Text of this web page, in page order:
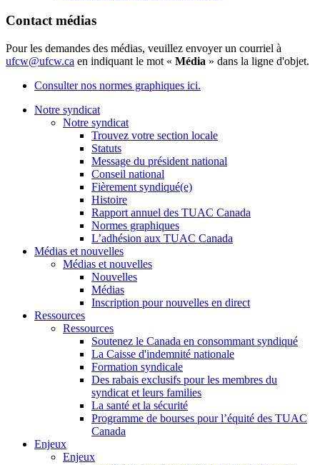
Contact médias
Pour les demandes des médias, veuillez envoyer un courriel à
ufcw@ufcw.ca en indiquant le mot « Média » dans la ligne d'objet.
Consulter nos normes graphiques ici.
Notre syndicat
Notre syndicat
Trouvez votre section locale
Statuts
Message du président national
Conseil national
Fièrement syndiqué(e)
Histoire
Rapport annuel des TUAC Canada
Normes graphiques
L’adhésion aux TUAC Canada
Médias et nouvelles
Médias et nouvelles
Nouvelles
Médias
Inscription pour nouvelles en direct
Ressources
Ressources
Soutenez le Canada en consommant syndiqué
La Caisse d'indemnité nationale
Formation syndicale
Des rabais exclusifs pour les membres du
syndicat et leurs families
La santé et la sécurité
Programme de bourses pour l’équité des TUAC
Canada
Enjeux
Enjeux